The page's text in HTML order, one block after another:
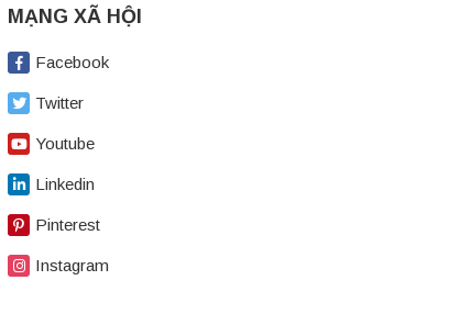
MẠNG XÃ HỘI
Facebook
Twitter
Youtube
Linkedin
Pinterest
Instagram